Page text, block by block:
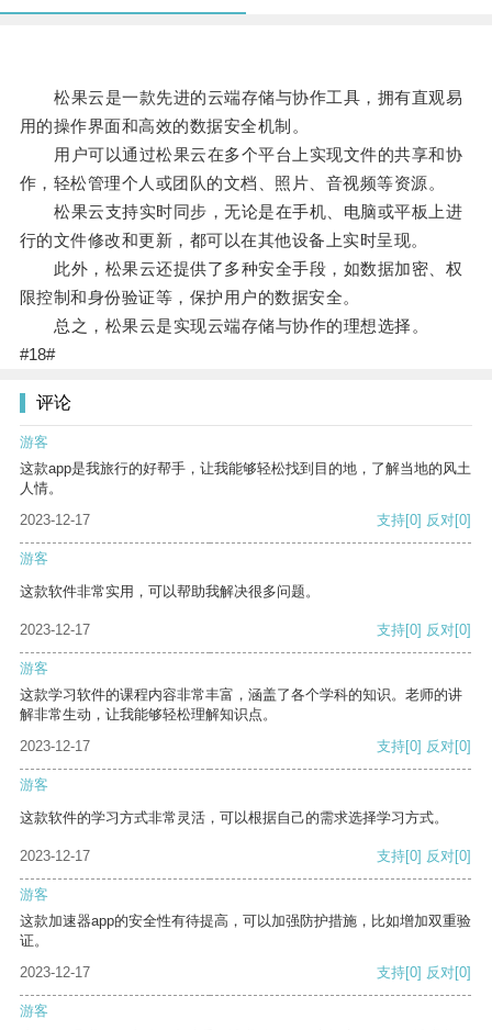
松果云是一款先进的云端存储与协作工具，拥有直观易
用的操作界面和高效的数据安全机制。
用户可以通过松果云在多个平台上实现文件的共享和协
作，轻松管理个人或团队的文档、照片、音视频等资源。
松果云支持实时同步，无论是在手机、电脑或平板上进
行的文件修改和更新，都可以在其他设备上实时呈现。
此外，松果云还提供了多种安全手段，如数据加密、权
限控制和身份验证等，保护用户的数据安全。
总之，松果云是实现云端存储与协作的理想选择。
#18#
评论
游客
这款app是我旅行的好帮手，让我能够轻松找到目的地，了解当地的风土
人情。
2023-12-17
支持[0] 反对[0]
游客
这款软件非常实用，可以帮助我解决很多问题。
2023-12-17 支持[0] 反对[0]
游客
这款学习软件的课程内容非常丰富，涵盖了各个学科的知识。老师的讲
解非常生动，让我能够轻松理解知识点。
2023-12-17
支持[0] 反对[0]
游客
这款软件的学习方式非常灵活，可以根据自己的需求选择学习方式。
2023-12-17 支持[0] 反对[0]
游客
这款加速器app的安全性有待提高，可以加强防护措施，比如增加双重验
证。
2023-12-17
支持[0] 反对[0]
游客